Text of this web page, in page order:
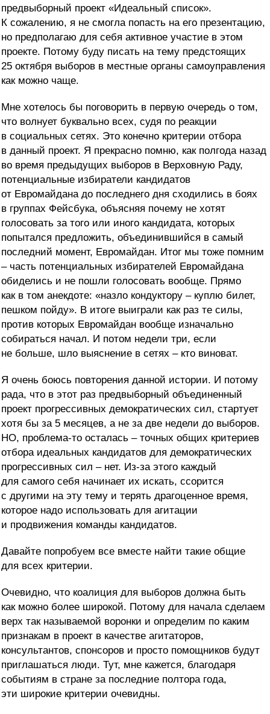
предвыборный проект «Идеальный список».
К сожалению, я не смогла попасть на его презентацию,
но предполагаю для себя активное участие в этом
проекте. Потому буду писать на тему предстоящих
25 октября выборов в местные органы самоуправления
как можно чаще.
Мне хотелось бы поговорить в первую очередь о том,
что волнует буквально всех, судя по реакции
в социальных сетях. Это конечно критерии отбора
в данный проект. Я прекрасно помню, как полгода назад
во время предыдущих выборов в Верховную Раду,
потенциальные избиратели кандидатов
от Евромайдана до последнего дня сходились в боях
в группах Фейсбука, объясняя почему не хотят
голосовать за того или иного кандидата, которых
попытался предложить, объединившийся в самый
последний момент, Евромайдан. Итог мы тоже помним
– часть потенциальных избирателей Евромайдана
обиделись и не пошли голосовать вообще. Прямо
как в том анекдоте: «назло кондуктору – куплю билет,
пешком пойду». В итоге выиграли как раз те силы,
против которых Евромайдан вообще изначально
собираться начал. И потом недели три, если
не больше, шло выяснение в сетях – кто виноват.
Я очень боюсь повторения данной истории. И потому
рада, что в этот раз предвыборный объединенный
проект прогрессивных демократических сил, стартует
хотя бы за 5 месяцев, а не за две недели до выборов.
НО, проблема-то осталась – точных общих критериев
отбора идеальных кандидатов для демократических
прогрессивных сил – нет. Из-за этого каждый
для самого себя начинает их искать, ссорится
с другими на эту тему и терять драгоценное время,
которое надо использовать для агитации
и продвижения команды кандидатов.
Давайте попробуем все вместе найти такие общие
для всех критерии.
Очевидно, что коалиция для выборов должна быть
как можно более широкой. Потому для начала сделаем
верх так называемой воронки и определим по каким
признакам в проект в качестве агитаторов,
консультантов, спонсоров и просто помощников будут
приглашаться люди. Тут, мне кажется, благодаря
событиям в стране за последние полтора года,
эти широкие критерии очевидны.